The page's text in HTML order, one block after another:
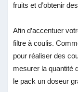
fruits et d’obtenir
Afin d’accentuer
filtre à coulis.
pour réaliser des
mesurer la quantité
le pack un doseur